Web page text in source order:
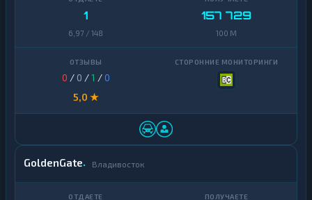
1
6,97 / 148
157 729
100 M
0 / 0 /1 /0
5,0 ★
GoldenGate Владивосток